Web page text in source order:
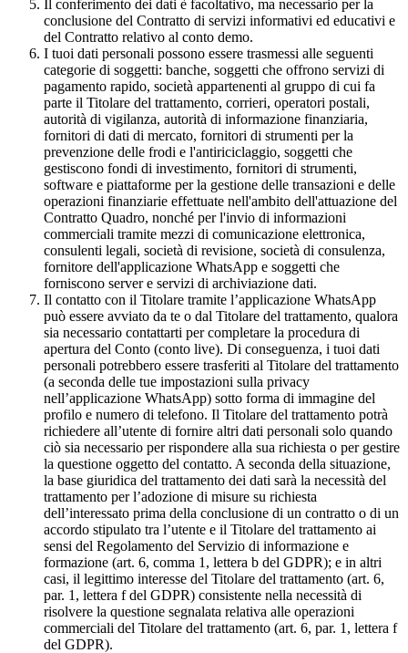
Il conferimento dei dati è facoltativo, ma necessario per la
conclusione del Contratto di servizi informativi ed educativi e
del Contratto relativo al conto demo.
I tuoi dati personali possono essere trasmessi alle seguenti
categorie di soggetti: banche, soggetti che offrono servizi di
pagamento rapido, società appartenenti al gruppo di cui fa
parte il Titolare del trattamento, corrieri, operatori postali,
autorità di vigilanza, autorità di informazione finanziaria,
fornitori di dati di mercato, fornitori di strumenti per la
prevenzione delle frodi e l'antiriciclaggio, soggetti che
gestiscono fondi di investimento, fornitori di strumenti,
software e piattaforme per la gestione delle transazioni e delle
operazioni finanziarie effettuate nell'ambito dell'attuazione del
Contratto Quadro, nonché per l'invio di informazioni
commerciali tramite mezzi di comunicazione elettronica,
consulenti legali, società di revisione, società di consulenza,
fornitore dell'applicazione WhatsApp e soggetti che
forniscono server e servizi di archiviazione dati.
Il contatto con il Titolare tramite l’applicazione WhatsApp
può essere avviato da te o dal Titolare del trattamento, qualora
sia necessario contattarti per completare la procedura di
apertura del Conto (conto live). Di conseguenza, i tuoi dati
personali potrebbero essere trasferiti al Titolare del trattamento
(a seconda delle tue impostazioni sulla privacy
nell’applicazione WhatsApp) sotto forma di immagine del
profilo e numero di telefono. Il Titolare del trattamento potrà
richiedere all’utente di fornire altri dati personali solo quando
ciò sia necessario per rispondere alla sua richiesta o per gestire
la questione oggetto del contatto. A seconda della situazione,
la base giuridica del trattamento dei dati sarà la necessità del
trattamento per l’adozione di misure su richiesta
dell’interessato prima della conclusione di un contratto o di un
accordo stipulato tra l’utente e il Titolare del trattamento ai
sensi del Regolamento del Servizio di informazione e
formazione (art. 6, comma 1, lettera b del GDPR); e in altri
casi, il legittimo interesse del Titolare del trattamento (art. 6,
par. 1, lettera f del GDPR) consistente nella necessità di
risolvere la questione segnalata relativa alle operazioni
commerciali del Titolare del trattamento (art. 6, par. 1, lettera f
del GDPR).